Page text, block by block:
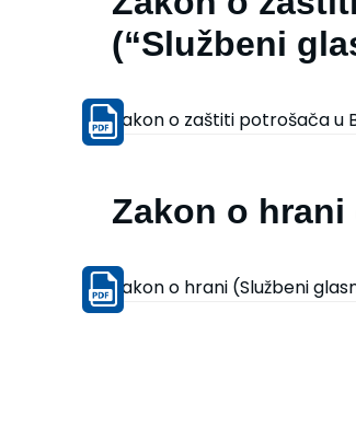
(“Službeni
Zakon o zaštiti potrošača u
Zakon o hrani
Zakon o hrani (Službeni